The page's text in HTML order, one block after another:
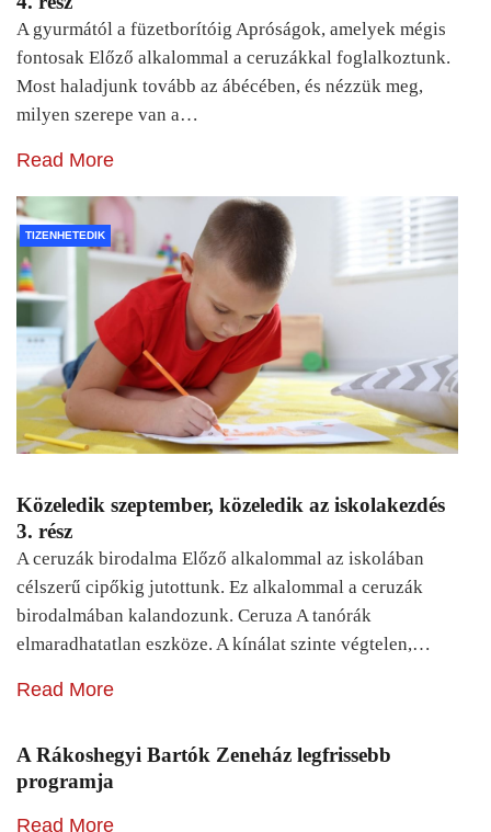
A gyurmától a füzetborítóig Apróságok, amelyek mégis
fontosak Előző alkalommal a ceruzákkal foglalkoztunk.
Most haladjunk tovább az ábécében, és nézzük meg,
milyen szerepe van a…
Read More
TIZENHETEDIK
Közeledik szeptember, közeledik az iskolakezdés
3. rész
A ceruzák birodalma Előző alkalommal az iskolában
célszerű cipőkig jutottunk. Ez alkalommal a ceruzák
birodalmában kalandozunk. Ceruza A tanórák
elmaradhatatlan eszköze. A kínálat szinte végtelen,…
Read More
A Rákoshegyi Bartók Zeneház legfrissebb
programja
Read More